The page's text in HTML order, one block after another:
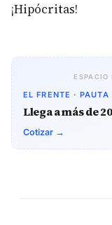
¡Hipócritas!
ESPACIO
EL FRENTE · PAUTA
Llega a más de
Cotizar →